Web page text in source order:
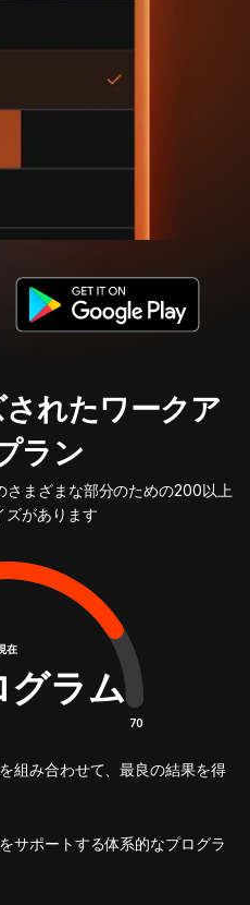
れたワークア
ラン
さまざまな部分のための200以上
ズがあります
在
グラム
70
組み合わせて、最良の結果を得
サポートする体系的なプログラ